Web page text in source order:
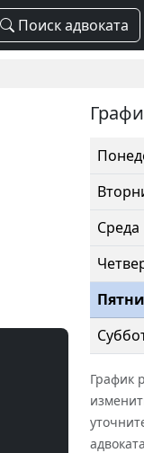
Поиск адвоката
Среда
График